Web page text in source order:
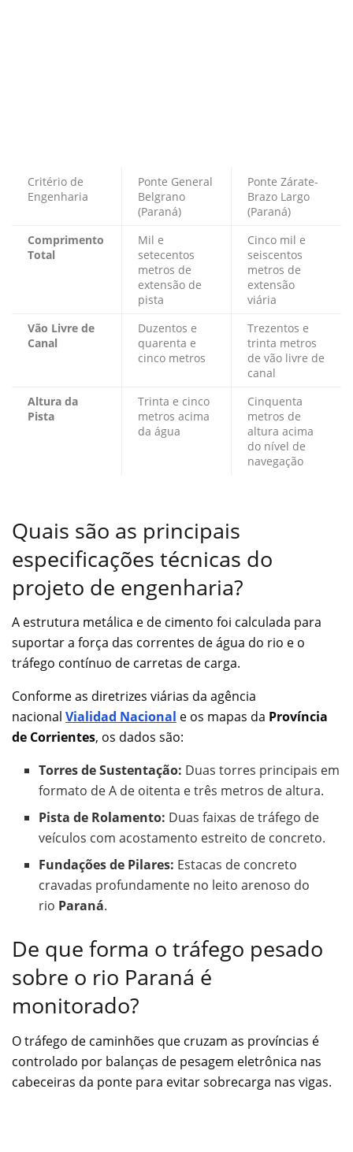
Critério de
Engenharia
Ponte General
Belgrano
(Paraná)
Ponte Zárate-
Brazo Largo
(Paraná)
Comprimento
Total
Mil e
setecentos
metros de
extensão de
pista
Cinco mil e
seiscentos
metros de
extensão
viária
Vão Livre de
Canal
Duzentos e
quarenta e
cinco metros
Trezentos e
trinta metros
de vão livre de
canal
Altura da
Pista
Trinta e cinco
metros acima
da água
Cinquenta
metros de
altura acima
do nível de
navegação
Quais são as principais
especificações técnicas do
projeto de engenharia?
A estrutura metálica e de cimento foi calculada para
suportar a força das correntes de água do rio e o
tráfego contínuo de carretas de carga.
Conforme as diretrizes viárias da agência
nacional Vialidad Nacional e os mapas da Província
de Corrientes, os dados são:
Torres de Sustentação: Duas torres principais em
formato de A de oitenta e três metros de altura.
Pista de Rolamento: Duas faixas de tráfego de
veículos com acostamento estreito de concreto.
Fundações de Pilares: Estacas de concreto
cravadas profundamente no leito arenoso do
rio Paraná.
De que forma o tráfego pesado
sobre o rio Paraná é
monitorado?
O tráfego de caminhões que cruzam as províncias é
controlado por balanças de pesagem eletrônica nas
cabeceiras da ponte para evitar sobrecarga nas vigas.